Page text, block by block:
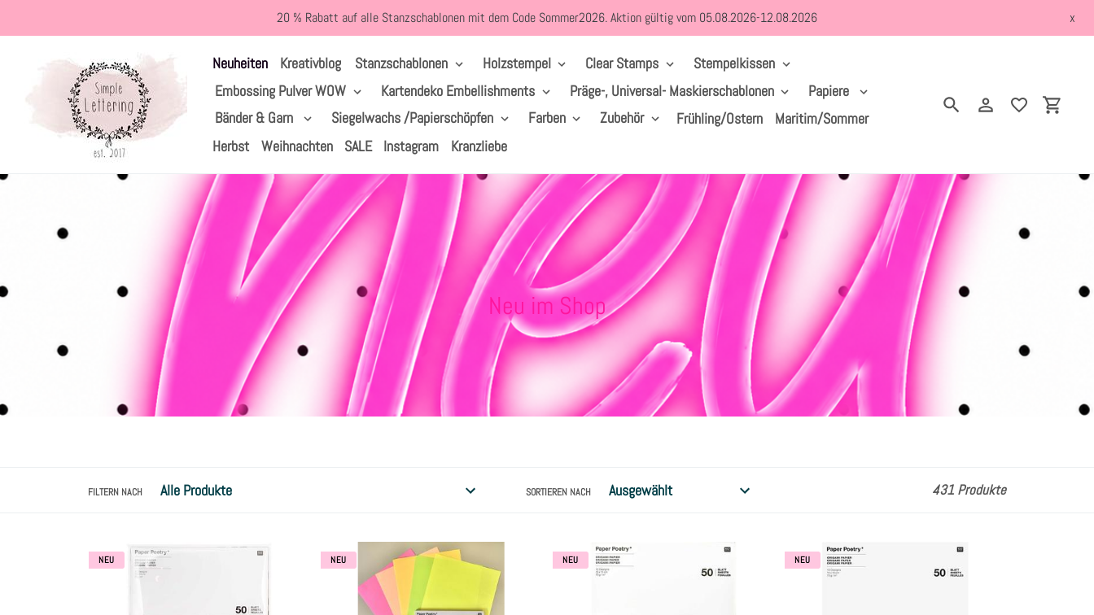
zum
20 % Rabatt auf alle Stanzschablonen mit dem Code Sommer2026. Aktion gültig vom 05.08.2026-12.08.2026 x
Neuheiten Kreativblog Stanzschablonen Holzstempel Clear Stamps
Stempelkissen
Embossing Pulver WOW
Kartendeko Embellishments Präge-, Universal- Maskierschablonen
Papiere
Bänder & Garn
Siegelwachs /Papierschöpfen Farben Zubehör Frühling/Ostern
Maritim/Sommer
Herbst
Weihnachten SALE Instagram Kranzliebe
SuchenEinloggen
S
a
m
m
l
:
Neu im Shop
FILTERN NACH SORTIEREN NACH 431 Produkte
NEU NEU NEU NEU